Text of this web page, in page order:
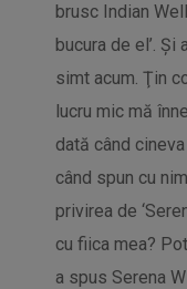
brusc Indian
bucura de el’.
simt acum. Ţin
lucru mic mă
dată când
când spun cu
privirea de
cu fiica mea?
a spus Serena